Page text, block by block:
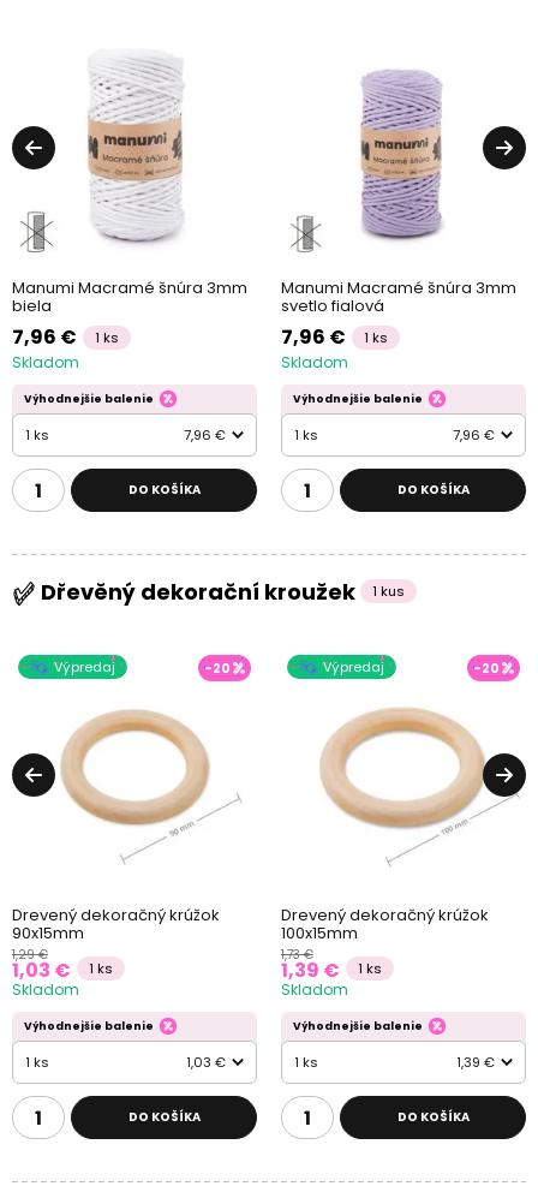
Manumi Macramé šnúra 3mm
biela
7,96 € 1 ks
Skladom
Výhodnejšie balenie
1 ks 7,96 €
DO KOŠÍKA
Manumi Macramé šnúra 3mm
svetlo fialová
7,96 € 1 ks
Skladom
Výhodnejšie balenie
1 ks 7,96 €
DO KOŠÍKA
Dřevěný dekorační kroužek 1 kus
Výpredaj -20
Drevený dekoračný krúžok
90x15mm
1,29 €
1,03 € 1 ks
Skladom
Výhodnejšie balenie
1 ks 1,03 €
DO KOŠÍKA
Výpredaj -20
Drevený dekoračný krúžok
100x15mm
1,73 €
1,39 € 1 ks
Skladom
Výhodnejšie balenie
1 ks 1,39 €
DO KOŠÍKA